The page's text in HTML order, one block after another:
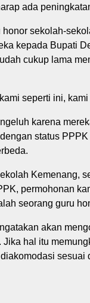
ada
honor sekolah-
kepada Bupati
cukup lama
seperti ini,
karena
status
Kemenang,
permohonan
seorang guru
akan
Jika hal itu
sesuai